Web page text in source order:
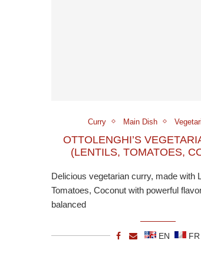
Curry Main Dish
OTTOLENGHI’S
(LENTILS, TOMATOES,
Delicious vegetarian curry, made with
Tomatoes, Coconut with powerful
balanced
EN FR